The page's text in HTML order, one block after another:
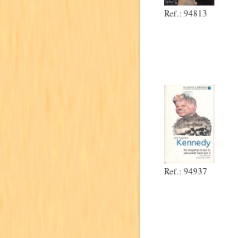
Ref.: 94813
Ref.: 94937